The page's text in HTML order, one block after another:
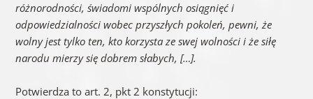
różnorodności, świadomi wspólnych osiągnięć i
odpowiedzialności wobec przyszłych pokoleń, pewni, że
wolny jest tylko ten, kto korzysta ze swej wolności i że siłę
narodu mierzy się dobrem słabych, […].
Potwierdza to art. 2, pkt 2 konstytucji: